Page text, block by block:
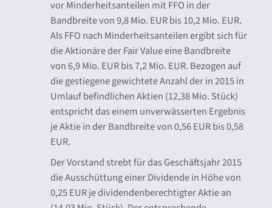
vor Minderheitsanteilen mit FFO in der
Bandbreite von 9,8 Mio. EUR bis 10,2 Mio. EUR.
Als FFO nach Minderheitsanteilen ergibt sich für
die Aktionäre der Fair Value eine Bandbreite
von 6,9 Mio. EUR bis 7,2 Mio. EUR. Bezogen auf
die gestiegene gewichtete Anzahl der in 2015 in
Umlauf befindlichen Aktien (12,38 Mio. Stück)
entspricht das einem unverwässerten Ergebnis
je Aktie in der Bandbreite von 0,56 EUR bis 0,58
EUR.
Der Vorstand strebt für das Geschäftsjahr 2015
die Ausschüttung einer Dividende in Höhe von
0,25 EUR je dividendenberechtigter Aktie an